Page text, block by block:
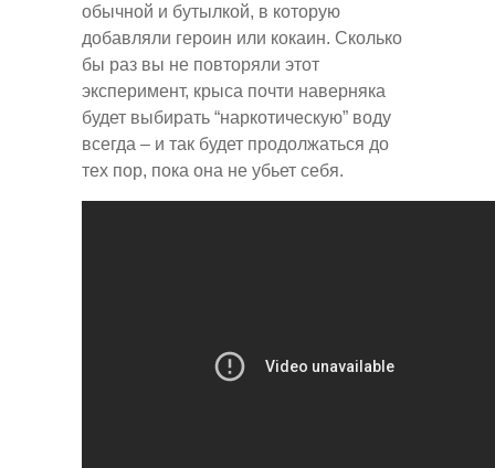
обычной и бутылкой, в которую
добавляли героин или кокаин. Сколько
бы раз вы не повторяли этот
эксперимент, крыса почти наверняка
будет выбирать “наркотическую” воду
всегда – и так будет продолжаться до
тех пор, пока она не убьет себя.